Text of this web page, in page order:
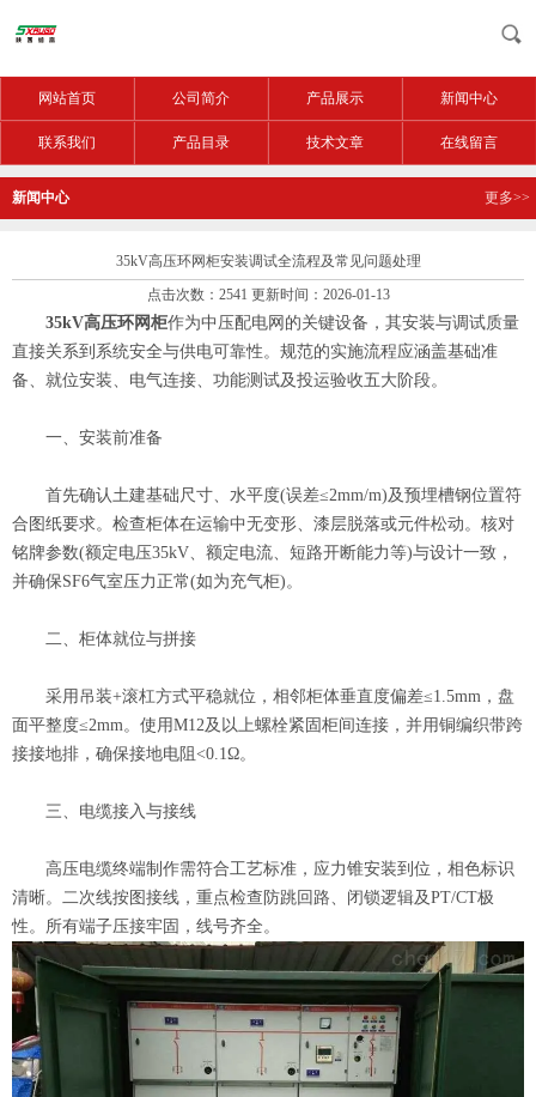
网站首页 公司简介 产品展示 新闻中心
联系我们 产品目录 技术文章 在线留言
新闻中心 更多>>
35kV高压环网柜安装调试全流程及常见问题处理
点击次数：2541 更新时间：2026-01-13
35kV高压环网柜作为中压配电网的关键设备，其安装与调试质量
直接关系到系统安全与供电可靠性。规范的实施流程应涵盖基础准
备、就位安装、电气连接、功能测试及投运验收五大阶段。
一、安装前准备
首先确认土建基础尺寸、水平度(误差≤2mm/m)及预埋槽钢位置符
合图纸要求。检查柜体在运输中无变形、漆层脱落或元件松动。核对
铭牌参数(额定电压35kV、额定电流、短路开断能力等)与设计一致，
并确保SF6气室压力正常(如为充气柜)。
二、柜体就位与拼接
采用吊装+滚杠方式平稳就位，相邻柜体垂直度偏差≤1.5mm，盘
面平整度≤2mm。使用M12及以上螺栓紧固柜间连接，并用铜编织带跨
接接地排，确保接地电阻<0.1Ω。
三、电缆接入与接线
高压电缆终端制作需符合工艺标准，应力锥安装到位，相色标识
清晰。二次线按图接线，重点检查防跳回路、闭锁逻辑及PT/CT极
性。所有端子压接牢固，线号齐全。